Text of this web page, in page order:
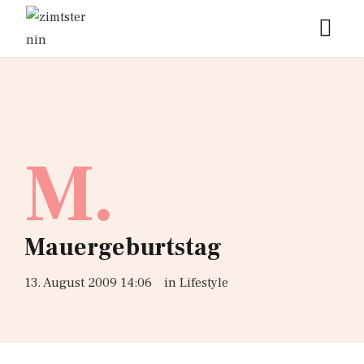
M.
Mauergeburtstag
13. August 2009 14:06 in Lifestyle